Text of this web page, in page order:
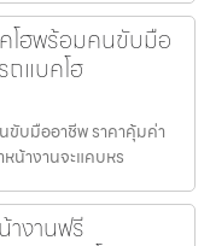
โฮพร้อมคนขับมือ
แบคโฮ
ขับมืออาชีพ ราคาคุ้มค่า
น้างานจะแคบหร
างานฟรี